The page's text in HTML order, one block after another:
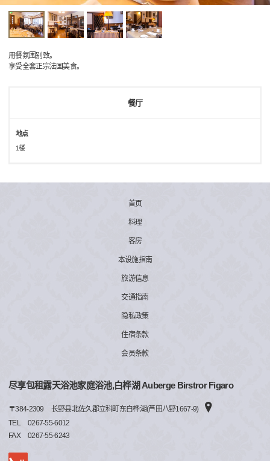
用餐氛围别致。
享受全套正宗法国美食。
餐厅
地点
1楼
首页
料理
客房
本设施指南
旅游信息
交通指南
隐私政策
住宿条款
会员条款
尽享包租露天浴池家庭浴池,白桦湖 Auberge Birstror Figaro
〒384-2309
长野县北佐久郡立科町东白桦湖(芦田八野1667-9)
TEL
0267-55-6012
FAX
0267-55-6243